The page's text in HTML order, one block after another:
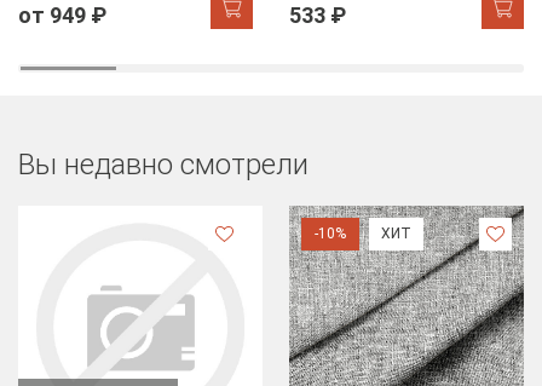
от 949 ₽ 533 ₽
Вы недавно смотрели
-10% ХИТ